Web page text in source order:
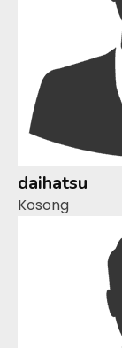
daihatsu
Kosong